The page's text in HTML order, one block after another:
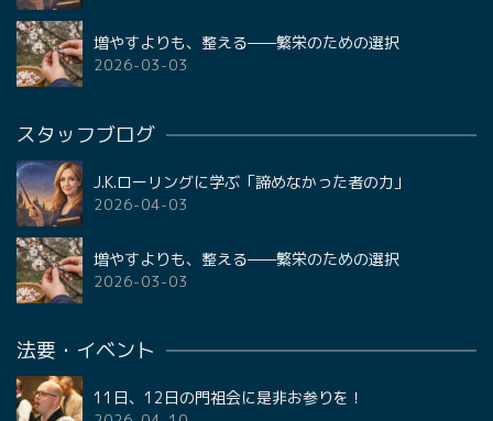
増やすよりも、整える——繁栄のための選択
2026-03-03
スタッフブログ
J.K.ローリングに学ぶ「諦めなかった者の力」
2026-04-03
増やすよりも、整える——繁栄のための選択
2026-03-03
法要・イベント
11日、12日の門祖会に是非お参りを！